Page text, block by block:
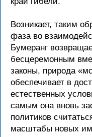
Возникает, таким
фаза во
Бумеранг
бесцеремонным
законы, природа
обеспечивает в
естественных
самым она вновь
политиков
масштабы новых